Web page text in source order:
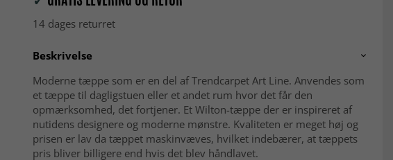
14 dages returret
Beskrivelse
Moderne tæppe som er en del af Trendcarpet Art Line. Anvendes som
et tæppe til dagligstuen eller et andet rum hvor det får den
opmærksomhed, det fortjener. Et Wilton-tæppe der er inspireret af
nutidens designere og moderne mønstre. Kvaliteten er meget høj og
prisen er lav da tæppet maskinvæves, hvilket indebærer, at tæppets
pris bliver billigere end hvis det blev håndlavet.